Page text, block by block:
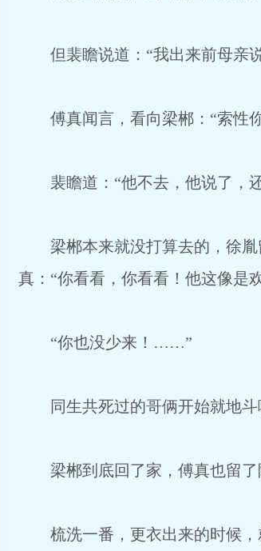
但裴瞻说道：“我出来前母亲说
傅真闻言，看向梁郴：“索性
裴瞻道：“他不去，他说了，
梁郴本来就没打算去的，徐胤
真：“你看看，你看看！他这像是
“你也没少来！……”
同生共死过的哥俩开始就地
梁郴到底回了家，傅真也留了
梳洗一番，更衣出来的时候，